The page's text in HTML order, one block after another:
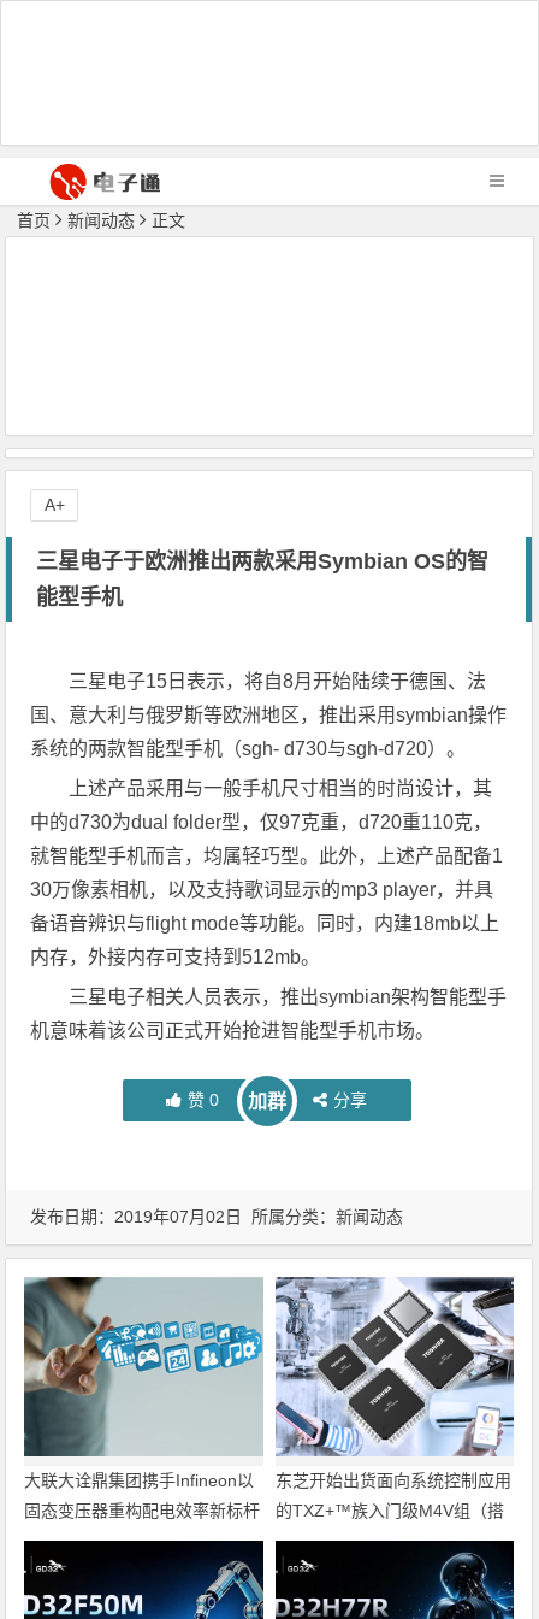
首页 新闻动态 正文
三星电子于欧洲推出两款采用Symbian OS的智
能型手机
三星电子15日表示，将自8月开始陆续于德国、法
国、意大利与俄罗斯等欧洲地区，推出采用symbian操作
系统的两款智能型手机（sgh- d730与sgh-d720）。
上述产品采用与一般手机尺寸相当的时尚设计，其
中的d730为dual folder型，仅97克重，d720重110克，
就智能型手机而言，均属轻巧型。此外，上述产品配备1
30万像素相机，以及支持歌词显示的mp3 player，并具
备语音辨识与flight mode等功能。同时，内建18mb以上
内存，外接内存可支持到512mb。
三星电子相关人员表示，推出symbian架构智能型手
机意味着该公司正式开始抢进智能型手机市场。
赞 0 加群 分享
A+
发布日期：2019年07月02日 所属分类：新闻动态
大联大诠鼎集团携手Infineon以
固态变压器重构配电效率新标杆
东芝开始出货面向系统控制应用
的TXZ+™族入门级M4V组（搭
载Arm Cortex‑M4内核的标准微
控制器）工程样品